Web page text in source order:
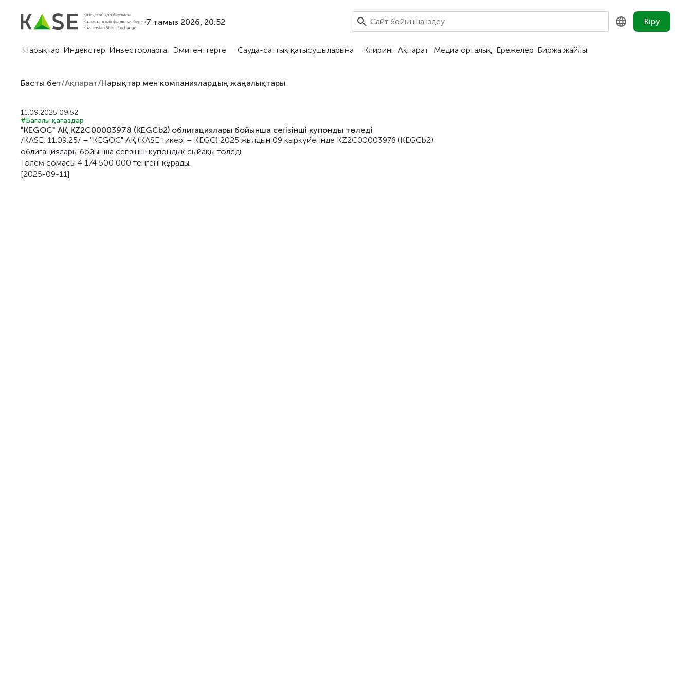
7 тамыз 2026, 20:52 Кіру
Нарықтар Индекстер Инвесторларға Эмитенттерге Сауда-саттық қатысушыларына Клиринг Ақпарат Медиа орталық Ережелер Биржа жайлы
Басты бет/Ақпарат/Нарықтар мен компаниялардың жаңалықтары
11.09.2025 09:52
#Бағалы қағаздар
"KEGOC" АҚ KZ2C00003978 (KEGCb2) облигациялары бойынша сегiзiншi купонды төледі
/KASE, 11.09.25/ – "KEGOC" АҚ (KASE тикері – KEGC) 2025 жылдың 09 қыркүйегiнде KZ2C00003978 (KEGCb2)
облигациялары бойынша сегiзiншi купондық сыйақы төледі.
Төлем сомасы 4 174 500 000 теңгені құрады.
[2025-09-11]